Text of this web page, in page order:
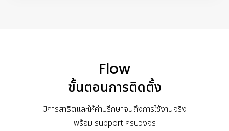
Flow
ขั้นตอนการติดตั้ง
มีการสาธิตและให้คำปรึกษาจนถึงการใช้งานจริง
พร้อม support ครบวงจร